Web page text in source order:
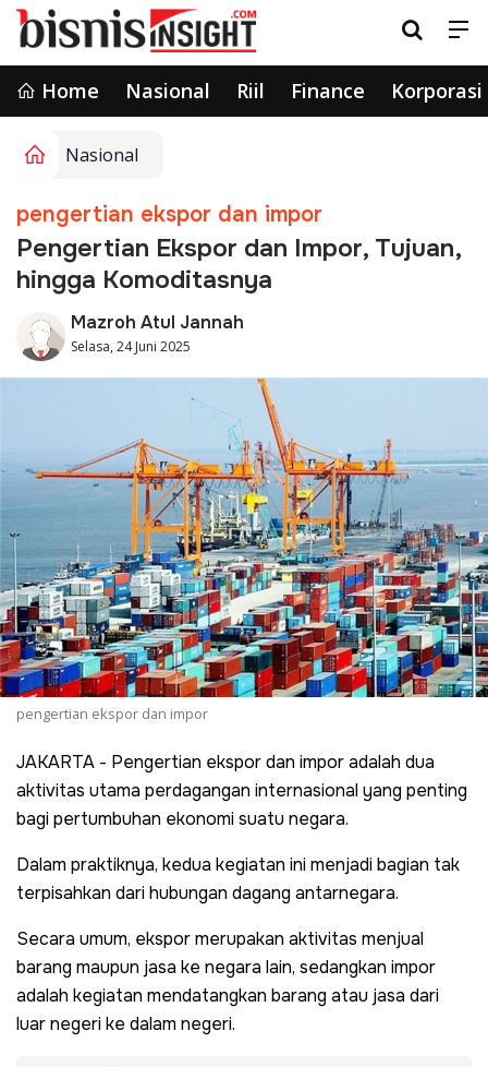
Home Nasional Riil Finance Korporasi
Nasional
pengertian ekspor dan impor
Pengertian Ekspor dan Impor, Tujuan,
hingga Komoditasnya
Mazroh Atul Jannah
Selasa, 24 Juni 2025
pengertian ekspor dan impor
JAKARTA - Pengertian ekspor dan impor adalah dua
aktivitas utama perdagangan internasional yang penting
bagi pertumbuhan ekonomi suatu negara.
Dalam praktiknya, kedua kegiatan ini menjadi bagian tak
terpisahkan dari hubungan dagang antarnegara.
Secara umum, ekspor merupakan aktivitas menjual
barang maupun jasa ke negara lain, sedangkan impor
adalah kegiatan mendatangkan barang atau jasa dari
luar negeri ke dalam negeri.